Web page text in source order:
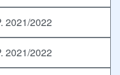
2021/2022
2021/2022